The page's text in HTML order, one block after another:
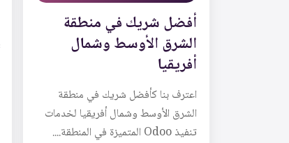
أفضل شريك في منطقة
الشرق الأوسط وشمال
أفريقيا
اعترف بنا كأفضل شريك في منطقة
الشرق الأوسط وشمال أفريقيا لخدمات
تنفيذ Odoo المتميزة في المنطقة....